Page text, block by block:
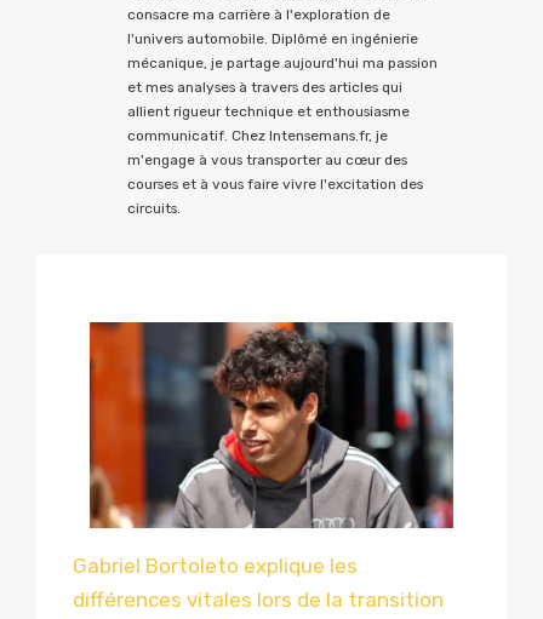
consacre ma carrière à l'exploration de
l'univers automobile. Diplômé en ingénierie
mécanique, je partage aujourd'hui ma passion
et mes analyses à travers des articles qui
allient rigueur technique et enthousiasme
communicatif. Chez Intensemans.fr, je
m'engage à vous transporter au cœur des
courses et à vous faire vivre l'excitation des
circuits.
Gabriel Bortoleto explique les
différences vitales lors de la transition